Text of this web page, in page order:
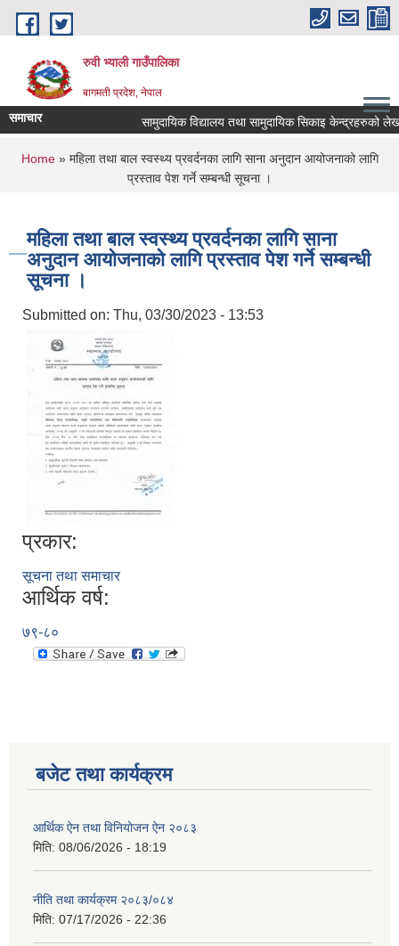
Skip to main content
रुवी भ्याली गाउँपालिका
बागमती प्रदेश, नेपाल
समाचार सामुदायिक विद्यालय तथा सामुदायिक सिकाइ
You are here
Home» महिला तथा बाल स्वस्थ्य प्रवर्दनका लागि साना अनुदान आयोजनाको लागि
प्रस्ताव पेश गर्ने सम्बन्धी सूचना ।
महिला तथा बाल स्वस्थ्य प्रवर्दनका लागि साना
अनुदान आयोजनाको लागि प्रस्ताव पेश गर्ने सम्बन्धी
सूचना ।
Submitted on: Thu, 03/30/2023 - 13:53
प्रकार:
सूचना तथा समाचार
आर्थिक वर्ष:
७९-८०
बजेट तथा कार्यक्रम
आर्थिक ऐन तथा विनियोजन ऐन २०८३
मिति: 08/06/2026 - 18:19
नीति तथा कार्यक्रम २०८३/०८४
मिति: 07/17/2026 - 22:36